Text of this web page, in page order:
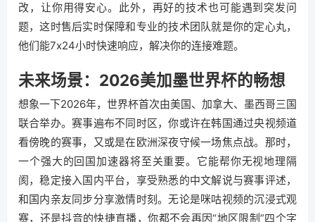
改，让你用得安心。此外，再好的技术也可能遇到突发问
题，这时售后实时保障和专业的技术团队就是你的定心丸，
他们能7x24小时快速响应，解决你的连接难题。
未来场景：2026美加墨世界杯的畅想
想象一下2026年，世界杯首次由美国、加拿大、墨西哥三国
联合举办。赛事遍布不同时区，你或许在韩国通过央视频道
看傍晚的赛事，又或是在欧洲深夜守候一场焦点战。那时，
一个强大的回国加速器将至关重要。它能帮你无视地理隔
阂，稳定接入国内平台，享受熟悉的中文解说与赛事评述，
和国内亲友同步分享激情时刻。无论是咪咕视频的沉浸式观
赛，还是抖音的快捷直播，你都不会再因“地区限制”四个字